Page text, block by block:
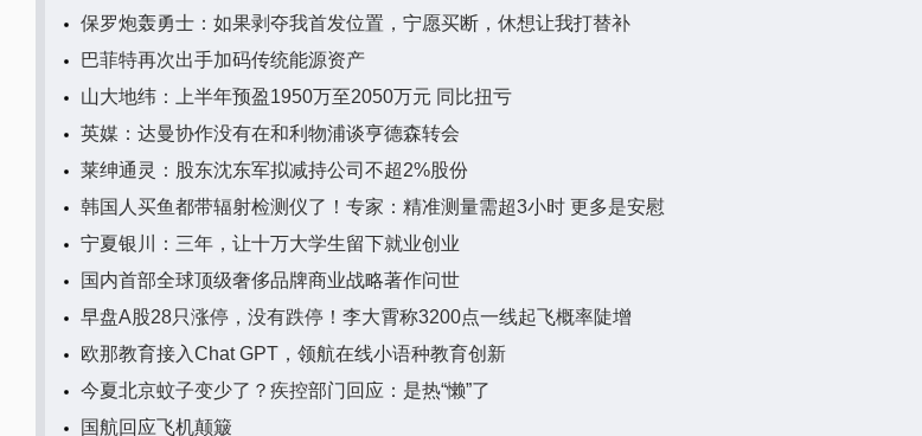
保罗炮轰勇士：如果剥夺我首发位置，宁愿买断，休想让我打替补
巴菲特再次出手加码传统能源资产
山大地纬：上半年预盈1950万至2050万元 同比扭亏
英媒：达曼协作没有在和利物浦谈亨德森转会
莱绅通灵：股东沈东军拟减持公司不超2%股份
韩国人买鱼都带辐射检测仪了！专家：精准测量需超3小时 更多是安慰
宁夏银川：三年，让十万大学生留下就业创业
国内首部全球顶级奢侈品牌商业战略著作问世
早盘A股28只涨停，没有跌停！李大霄称3200点一线起飞概率陡增
欧那教育接入Chat GPT，领航在线小语种教育创新
今夏北京蚊子变少了？疾控部门回应：是热“懒”了
国航回应飞机颠簸